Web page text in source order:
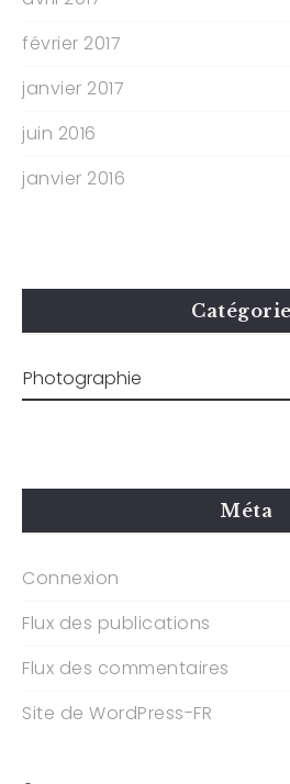
février 2017
janvier 2017
juin 2016
janvier 2016
Méta
Connexion
Flux des publications
Flux des commentaires
Site de WordPress-FR